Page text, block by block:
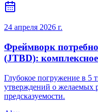
24 апреля 2026 г.
Фреймворк
(JTBD):
Глубокое погружение в 5
утверждений о желаемых
предсказуемости.